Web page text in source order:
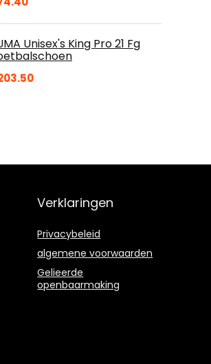
Unisex's King Pro 21 Fg
Verklaringen
Privacybeleid
algemene voorwaarden
Gelieerde
openbaarmaking